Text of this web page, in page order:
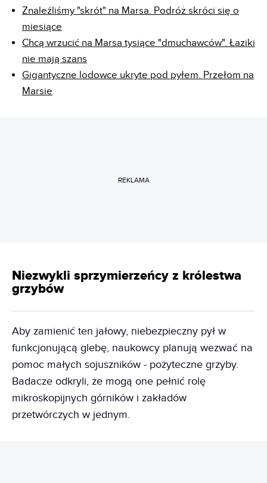
Znaleźliśmy "skrót" na Marsa. Podróż skróci się o
miesiące
Chcą wrzucić na Marsa tysiące "dmuchawców". Łaziki
nie mają szans
Gigantyczne lodowce ukryte pod pyłem. Przełom na
Marsie
REKLAMA
Niezwykli sprzymierzeńcy z królestwa
grzybów
Aby zamienić ten jałowy, niebezpieczny pył w
funkcjonującą glebę, naukowcy planują wezwać na
pomoc małych sojuszników - pożyteczne grzyby.
Badacze odkryli, że mogą one pełnić rolę
mikroskopijnych górników i zakładów
przetwórczych w jednym.